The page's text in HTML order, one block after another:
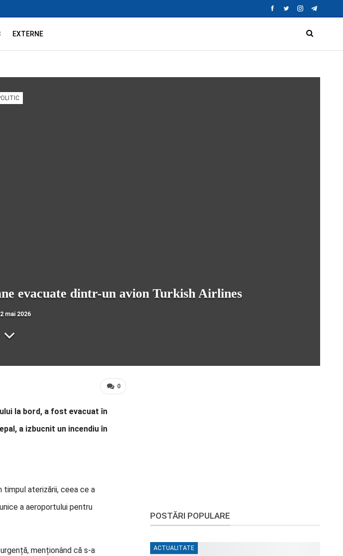
EXTERNE
evacuate dintr-un avion Turkish Airlines
mai 2026
0
la bord, a fost evacuat în
a izbucnit un incendiu în
aterizării, ceea ce a
a aeroportului pentru
menționând că s-a
POSTĂRI POPULARE
ACTUALITATE